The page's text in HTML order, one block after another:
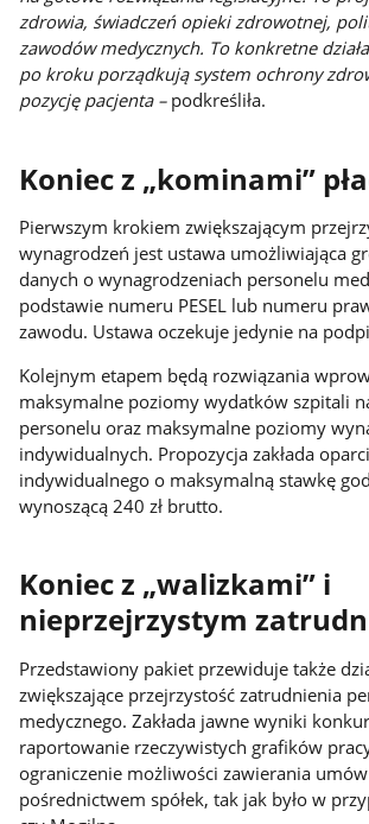
zdrowia, świadczeń opieki zdrowotnej,
zawodów medycznych. To konkretne
po kroku porządkują system ochrony
pozycję pacjenta – podkreśliła.
Koniec z „kominami”
Pierwszym krokiem zwiększającym
wynagrodzeń jest ustawa umożliwiająca
danych o wynagrodzeniach personelu
podstawie numeru PESEL lub numeru
zawodu. Ustawa oczekuje jedynie na
Kolejnym etapem będą rozwiązania
maksymalne poziomy wydatków szpitali
personelu oraz maksymalne poziomy
indywidualnych. Propozycja zakłada
indywidualnego o maksymalną stawkę
wynoszącą 240 zł brutto.
Koniec z „walizkami” i
nieprzejrzystym
Przedstawiony pakiet przewiduje także
zwiększające przejrzystość zatrudnienia
medycznego. Zakłada jawne wyniki
raportowanie rzeczywistych grafików
ograniczenie możliwości zawierania
pośrednictwem spółek, tak jak było w